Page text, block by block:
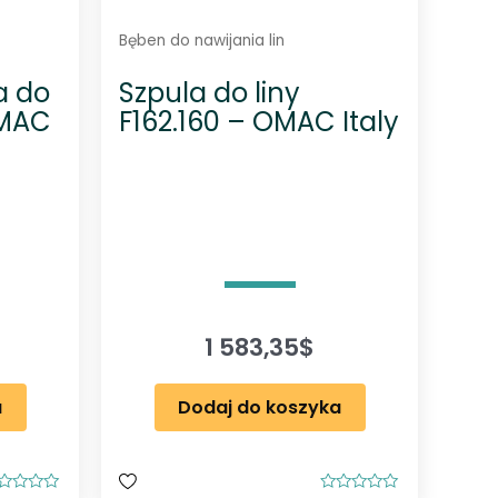
do
Bęben do nawijania lin
Szpula do liny
F162.160 – OMAC Italy
1 583,35$
Dodaj do koszyka